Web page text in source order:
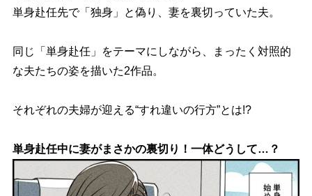
単身赴任先で「独身」と偽り、妻を裏切っていた夫。
同じ「単身赴任」をテーマにしながら、まったく対照的
な夫たちの姿を描いた2作品。
それぞれの夫婦が迎える“すれ違いの行方”とは!?
単身赴任中に妻がまさかの裏切り！一体どうして…？